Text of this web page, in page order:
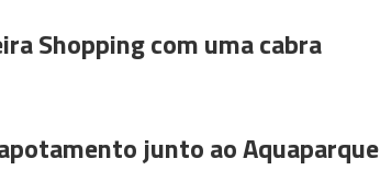
Shopping com uma cabra
junto ao Aquaparque